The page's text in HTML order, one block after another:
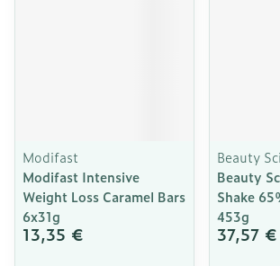
Modifast
Modifast Intensive
Weight Loss Caramel Bars
6x31g
13,35 €
Beauty
Beauty
Shake
453g
37,57 €